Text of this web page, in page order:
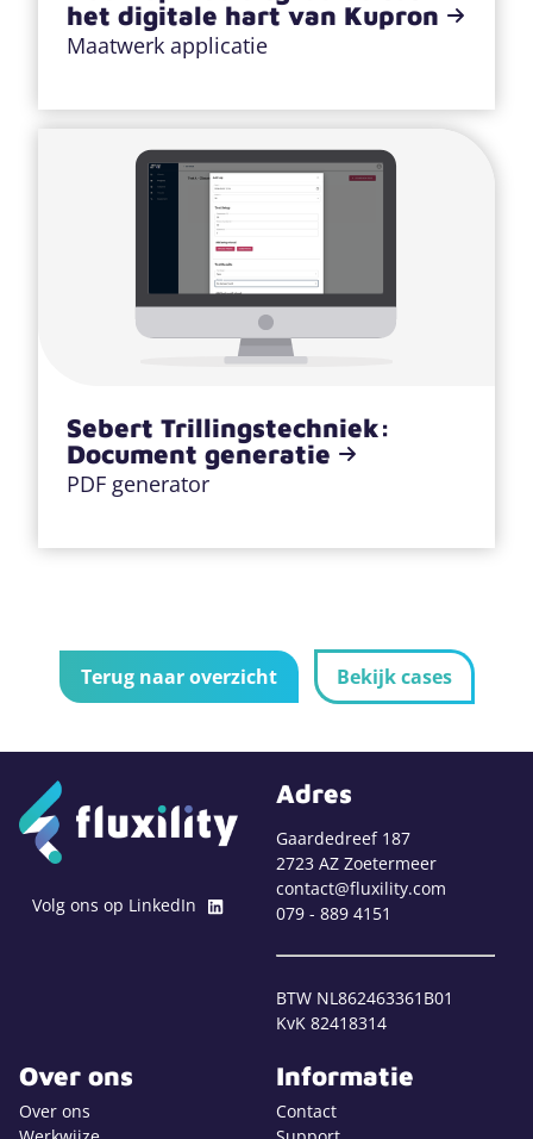
het digitale hart van Kupron
Maatwerk applicatie
Sebert Trillingstechniek:
Document generatie
PDF generator
Terug naar overzicht Bekijk cases
Volg ons op LinkedIn
Adres
Gaardedreef 187
2723 AZ Zoetermeer
contact@fluxility.com
079 - 889 4151
BTW NL862463361B01
KvK 82418314
Over ons
Over ons
Informatie
Contact